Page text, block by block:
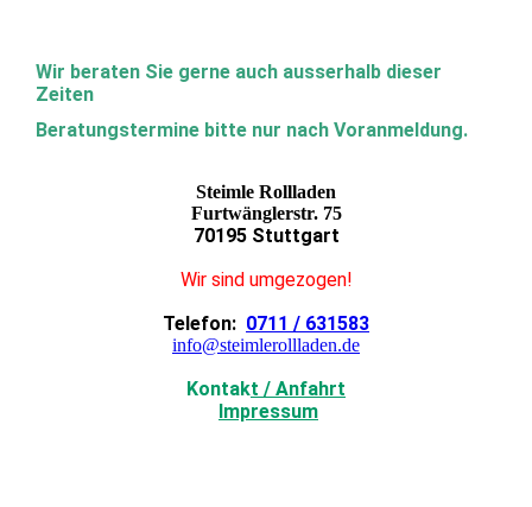
Wir beraten Sie gerne auch ausserhalb dieser
Zeiten
Beratungstermine bitte nur nach Voranmeldung.
Steimle Rollladen
Furtwänglerstr. 75
70195 Stuttgart
Wir sind umgezogen!
Telefon: 0711 / 631583
info@steimlerollladen.de
Kontakt / Anfahrt
Impressum